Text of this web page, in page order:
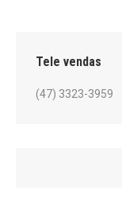
Tele vendas
(47) 3323-3959